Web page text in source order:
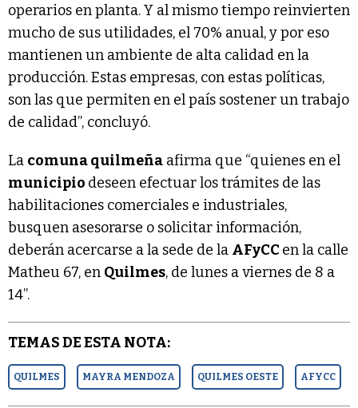
operarios en planta. Y al mismo tiempo reinvierten
mucho de sus utilidades, el 70% anual, y por eso
mantienen un ambiente de alta calidad en la
producción. Estas empresas, con estas políticas,
son las que permiten en el país sostener un trabajo
de calidad”, concluyó.
La comuna quilmeña afirma que “quienes en el
municipio deseen efectuar los trámites de las
habilitaciones comerciales e industriales,
busquen asesorarse o solicitar información,
deberán acercarse a la sede de la AFyCC en la calle
Matheu 67, en Quilmes, de lunes a viernes de 8 a
14”.
TEMAS DE ESTA NOTA:
QUILMES MAYRA MENDOZA QUILMES OESTE AFYCC